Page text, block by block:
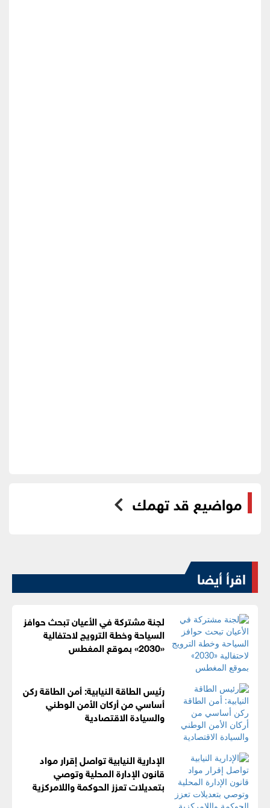
مواضيع قد تهمك
اقرأ أيضا
لجنة مشتركة في الأعيان تبحث حوافز
السياحة وخطة الترويج لاحتفالية
«2030» بموقع المغطس
رئيس الطاقة النيابية: أمن الطاقة ركن
أساسي من أركان الأمن الوطني
والسيادة الاقتصادية
الإدارية النيابية تواصل إقرار مواد
قانون الإدارة المحلية وتوصي
بتعديلات تعزز الحوكمة واللامركزية